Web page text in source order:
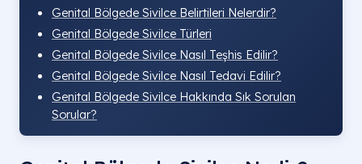
Genital Bölgede Sivilce Belirtileri Nelerdir?
Genital Bölgede Sivilce Türleri
Genital Bölgede Sivilce Nasıl Teşhis Edilir?
Genital Bölgede Sivilce Nasıl Tedavi Edilir?
Genital Bölgede Sivilce Hakkında Sık Sorulan
Sorular?